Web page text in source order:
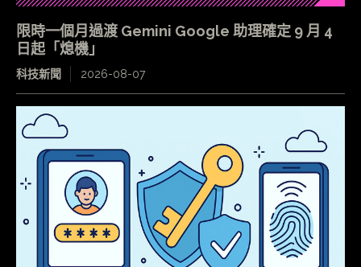
限時一個月過渡 Gemini Google 助理確定 9 月 4
日起「熄機」
科技新聞 2026-08-07